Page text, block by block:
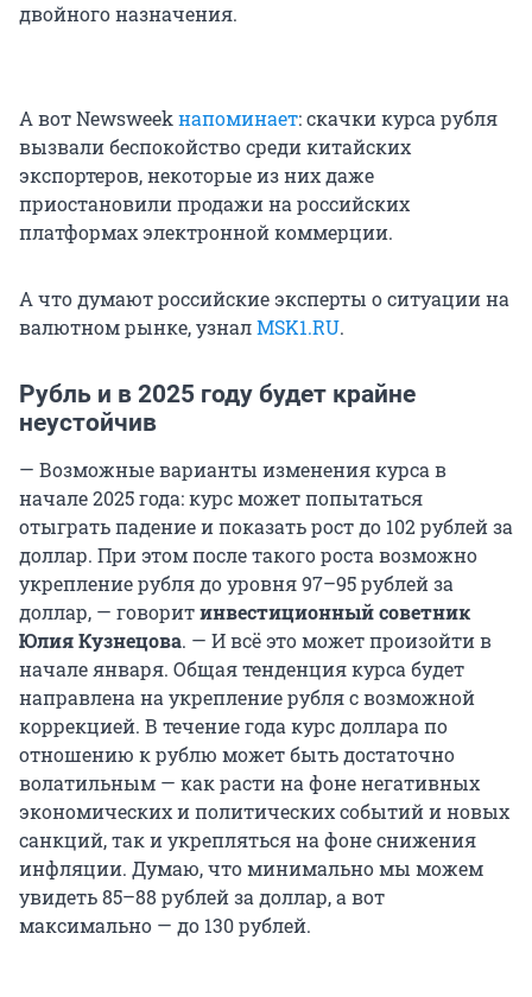
двойного назначения.
А вот Newsweek напоминает: скачки курса рубля
вызвали беспокойство среди китайских
экспортеров, некоторые из них даже
приостановили продажи на российских
платформах электронной коммерции.
А что думают российские эксперты о ситуации на
валютном рынке, узналMSK1.RU.
Рубль и в 2025 году будет крайне
неустойчив
— Возможные варианты изменения курса в
начале 2025 года: курс может попытаться
отыграть падение и показать рост до 102 рублей за
доллар. При этом после такого роста возможно
укрепление рубля до уровня 97–95 рублей за
доллар, — говоритинвестиционный советник
Юлия Кузнецова. — И всё это может произойти в
начале января. Общая тенденция курса будет
направлена на укрепление рубля с возможной
коррекцией. В течение года курс доллара по
отношению к рублю может быть достаточно
волатильным — как расти на фоне негативных
экономических и политических событий и новых
санкций, так и укрепляться на фоне снижения
инфляции. Думаю, что минимально мы можем
увидеть 85–88 рублей за доллар, а вот
максимально — до 130 рублей.